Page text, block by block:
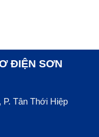
ĐIỆN SƠN
Tân Thới Hiệp